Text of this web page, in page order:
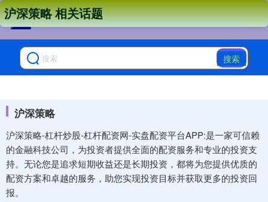
搜索
沪深策略
沪深策略-杠杆炒股-杠杆配资网-实盘配资平台APP:是一家可信赖
的金融科技公司，为投资者提供全面的配资服务和专业的投资支
持。无论您是追求短期收益还是长期投资，都将为您提供优质的
配资方案和卓越的服务，助您实现投资目标并获取更多的投资回
报。
沪深策略 相关话题